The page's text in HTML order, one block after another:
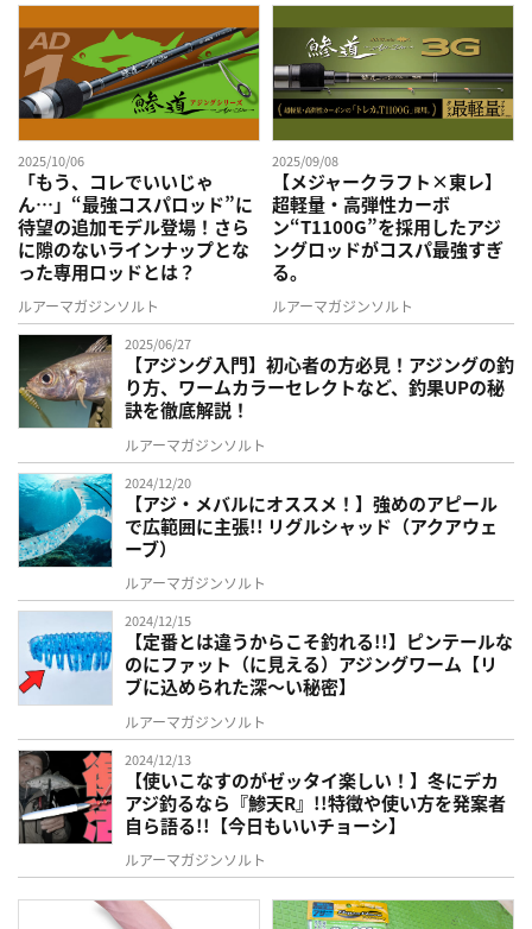
2025/10/06
「もう、コレでいいじゃ
ん…」“最強コスパロッド”に
待望の追加モデル登場！さら
に隙のないラインナップとな
った専用ロッドとは？
ルアーマガジンソルト
2025/09/08
【メジャークラフト×東レ】
超軽量・高弾性カーボ
ン“T1100G”を採用したアジ
ングロッドがコスパ最強すぎ
る。
ルアーマガジンソルト
2025/06/27
【アジング入門】初心者の方必見！アジングの釣
り方、ワームカラーセレクトなど、釣果UPの秘
訣を徹底解説！
ルアーマガジンソルト
2024/12/20
【アジ・メバルにオススメ！】強めのアピール
で広範囲に主張!! リグルシャッド（アクアウェ
ーブ）
ルアーマガジンソルト
2024/12/15
【定番とは違うからこそ釣れる!!】ピンテールな
のにファット（に見える）アジングワーム【リ
ブに込められた深～い秘密】
ルアーマガジンソルト
2024/12/13
【使いこなすのがゼッタイ楽しい！】冬にデカ
アジ釣るなら『鯵天R』!!特徴や使い方を発案者
自ら語る!!【今日もいいチョーシ】
ルアーマガジンソルト